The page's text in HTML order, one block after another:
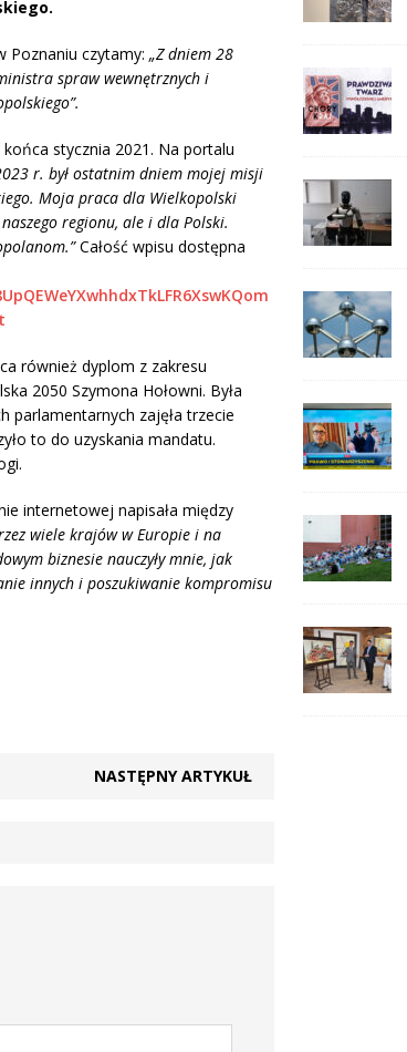
Poznaniu czytamy: „Z dniem 28
spraw wewnętrznych i
stycznia 2021. Na portalu
r. był ostatnim dniem mojej misji
Moja praca dla Wielkopolski
regionu, ale i dla Polski.
Całość wpisu dostępna
również dyplom z zakresu
2050 Szymona Hołowni. Była
parlamentarnych zajęła trzecie
to do uzyskania mandatu.
internetowej napisała między
wiele krajów w Europie i na
biznesie nauczyły mnie, jak
innych i poszukiwanie kompromisu
NASTĘPNY ARTYKUŁ